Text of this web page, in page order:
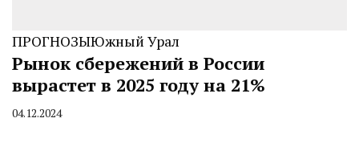
ПРОГНОЗЫЮжный Урал
Рынок сбережений в России
вырастет в 2025 году на 21%
By
04.12.2024